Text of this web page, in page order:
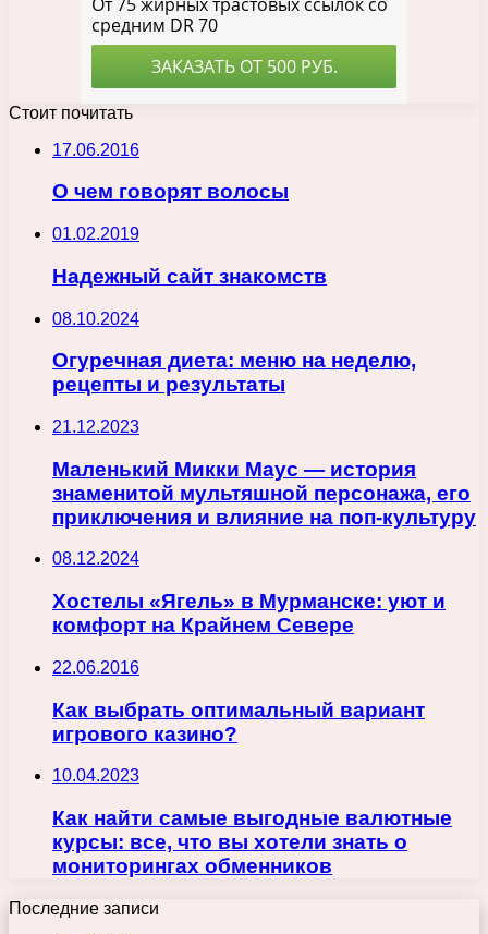
Стоит почитать
17.06.2016
О чем говорят волосы
01.02.2019
Надежный сайт знакомств
08.10.2024
Огуречная диета: меню на неделю,
рецепты и результаты
21.12.2023
Маленький Микки Маус — история
знаменитой мультяшной персонажа, его
приключения и влияние на поп-культуру
08.12.2024
Хостелы «Ягель» в Мурманске: уют и
комфорт на Крайнем Севере
22.06.2016
Как выбрать оптимальный вариант
игрового казино?
10.04.2023
Как найти самые выгодные валютные
курсы: все, что вы хотели знать о
мониторингах обменников
Последние записи